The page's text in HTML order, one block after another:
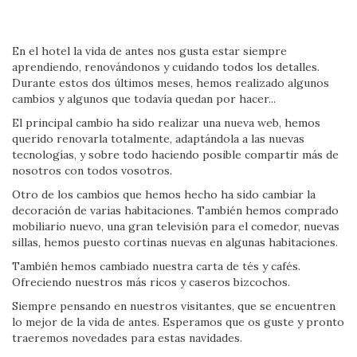
En el hotel la vida de antes nos gusta estar siempre
aprendiendo, renovándonos y cuidando todos los detalles.
Durante estos dos últimos meses, hemos realizado algunos
cambios y algunos que todavía quedan por hacer...
El principal cambio ha sido realizar una nueva web, hemos
querido renovarla totalmente, adaptándola a las nuevas
tecnologías, y sobre todo haciendo posible compartir más de
nosotros con todos vosotros.
Otro de los cambios que hemos hecho ha sido cambiar la
decoración de varias habitaciones. También hemos comprado
mobiliario nuevo, una gran televisión para el comedor, nuevas
sillas, hemos puesto cortinas nuevas en algunas habitaciones.
También hemos cambiado nuestra carta de tés y cafés.
Ofreciendo nuestros más ricos y caseros bizcochos.
Siempre pensando en nuestros visitantes, que se encuentren
lo mejor de la vida de antes. Esperamos que os guste y pronto
traeremos novedades para estas navidades.